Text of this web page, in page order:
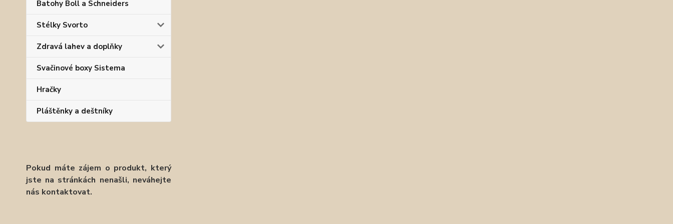
Batohy Boll a Schneiders
Stélky Svorto
Zdravá lahev a doplňky
Svačinové boxy Sistema
Hračky
Pláštěnky a deštníky
Pokud máte zájem o produkt, který
jste na stránkách nenašli, neváhejte
nás kontaktovat.